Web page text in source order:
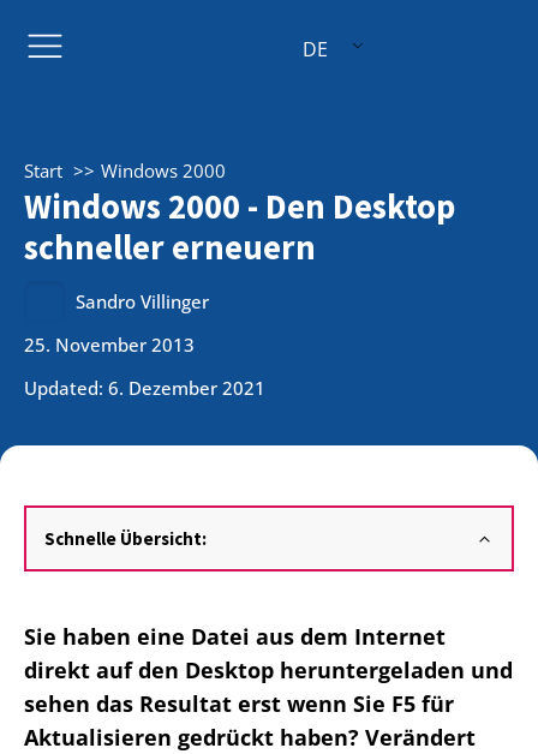
DE
Start Windows 2000
Windows 2000 - Den Desktop
schneller erneuern
Sandro Villinger
25. November 2013
Updated: 6. Dezember 2021
Schnelle Übersicht:
Sie haben eine Datei aus dem Internet
direkt auf den Desktop heruntergeladen und
sehen das Resultat erst wenn Sie F5 für
Aktualisieren gedrückt haben? Verändert